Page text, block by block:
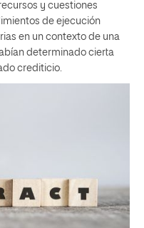
y cuestiones
de ejecución
en un contexto de una
determinado cierta
crediticio.